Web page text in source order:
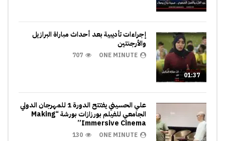
01:37
إجراءات تأديبية بعد أحداث مباراة البرازيل
والأرجنتين
ONE MINUTE
707
علي الحسيني يفتتح الدورة 1 للمهرجان الدولي
الجامعي للفيلم بورزازات بورشة “Making
Immersive Cinema”
ONE MINUTE
130